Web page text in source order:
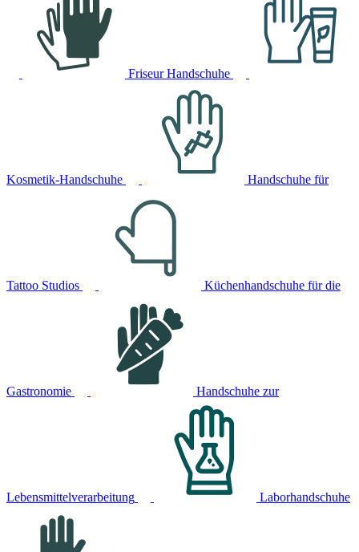
Friseur Handschuhe
Kosmetik-Handschuhe Handschuhe für
Tattoo Studios Küchenhandschuhe für die
Gastronomie Handschuhe zur
Lebensmittelverarbeitung Laborhandschuhe